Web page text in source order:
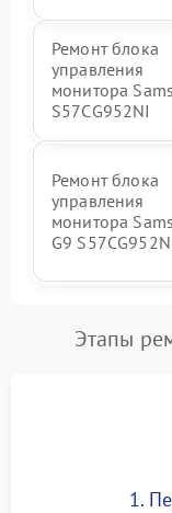
Ремонт блока
управления
монитора
S57CG952NI
Ремонт блока
управления
монитора
G9
Этапы
1.